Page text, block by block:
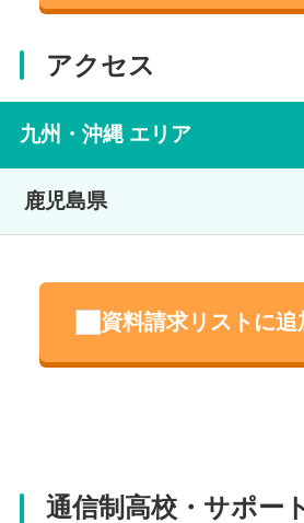
アクセス
九州・沖縄 エリア
鹿児島県
鹿児島県鹿児島市中央町4-42 山下事務器
資料請求リストに追
通信制高校・サポー